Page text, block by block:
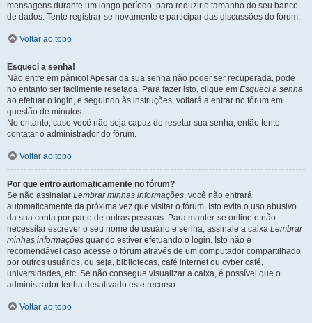
mensagens durante um longo período, para reduzir o tamanho do seu banco
de dados. Tente registrar-se novamente e participar das discussões do fórum.
Voltar ao topo
Esqueci a senha!
Não entre em pânico! Apesar da sua senha não poder ser recuperada, pode
no entanto ser facilmente resetada. Para fazer isto, clique em Esqueci a senha
ao efetuar o login, e seguindo às instruções, voltará a entrar no fórum em
questão de minutos.
No entanto, caso você não seja capaz de resetar sua senha, então tente
contatar o administrador do fórum.
Voltar ao topo
Por que entro automaticamente no fórum?
Se não assinalar Lembrar minhas informações, você não entrará
automaticamente da próxima vez que visitar o fórum. Isto evita o uso abusivo
da sua conta por parte de outras pessoas. Para manter-se online e não
necessitar escrever o seu nome de usuário e senha, assinale a caixa Lembrar
minhas informações quando estiver efetuando o login. Isto não é
recomendável caso acesse o fórum através de um computador compartilhado
por outros usuários, ou seja, bibliotecas, café internet ou cyber café,
universidades, etc. Se não consegue visualizar a caixa, é possível que o
administrador tenha desativado este recurso.
Voltar ao topo